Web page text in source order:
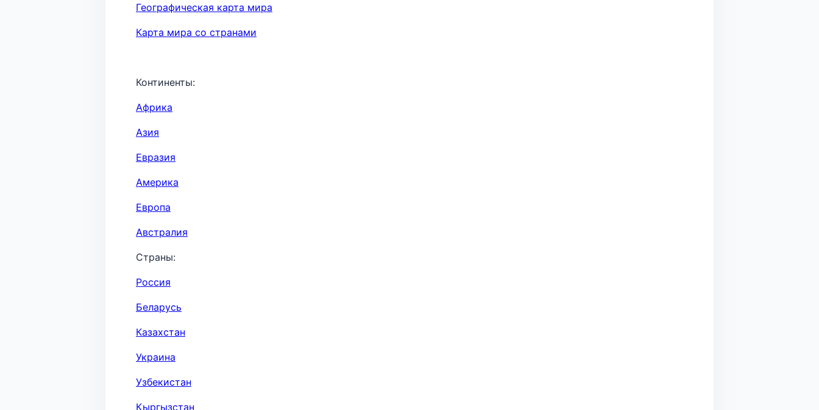
Географическая карта мира
Карта мира со странами
Континенты:
Африка
Азия
Евразия
Америка
Европа
Австралия
Страны:
Россия
Беларусь
Казахстан
Украина
Узбекистан
Кыргызстан